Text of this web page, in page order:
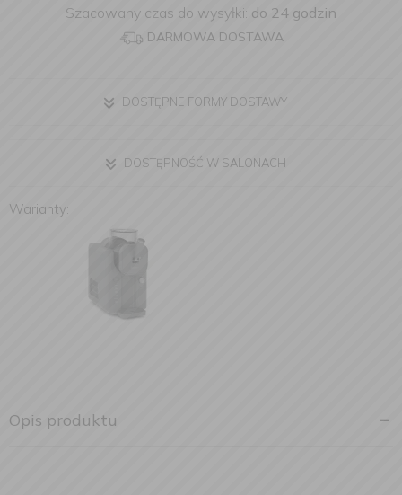
Szacowany czas do wysyłki: do 24 godzin
DARMOWA DOSTAWA
DOSTĘPNE FORMY DOSTAWY
DOSTĘPNOŚĆ W SALONACH
Warianty:
Opis produktu